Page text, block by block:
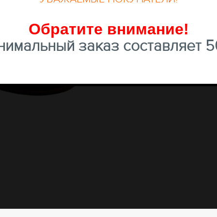
Обратите внимание!
заказ составляет